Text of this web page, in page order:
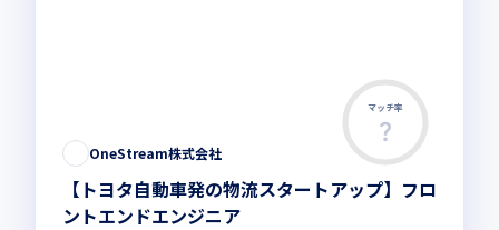
マッチ率
OneStream株式会社
【トヨタ自動車発の物流スタートアップ】フロ
ントエンドエンジニア